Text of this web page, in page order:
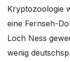
Kryptozoologie
eine Fernseh-
Loch Ness
wenig